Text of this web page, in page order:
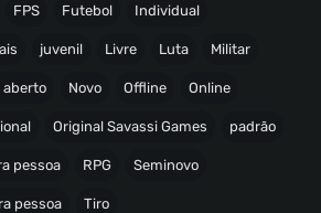
FPS Futebol Individual
juvenil Livre Luta Militar
aberto Novo Offline Online
Original Savassi Games padrão
pessoa RPG Seminovo
pessoa Tiro